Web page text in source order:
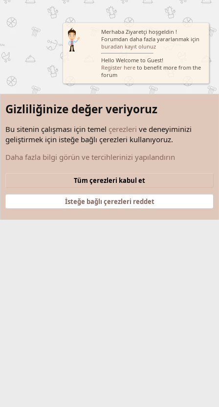
Şartlar ve kurallar Gizlilik politikası
Community platform by XenForo® © 2010-2025 XenForo Ltd.
Merhaba Ziyaretçi hoşgeldin !
Forumdan daha fazla yararlanmak için
buradan kayıt olunuz
Hello Welcome to Guest!
Register here to benefit more from the
forum
Gizliliğinize değer veriyoruz
Bu sitenin çalışması için temel çerezleri ve deneyiminizi
geliştirmek için isteğe bağlı çerezleri kullanıyoruz.
Daha fazla bilgi görün ve tercihlerinizi yapılandırın
Tüm çerezleri kabul et
İsteğe bağlı çerezleri reddet